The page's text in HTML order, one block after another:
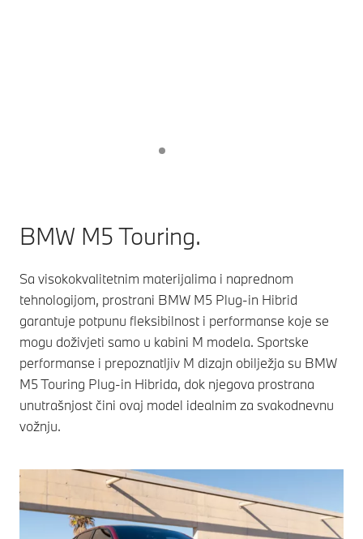
BMW M5 Touring.
Sa visokokvalitetnim materijalima i naprednom
tehnologijom, prostrani BMW M5 Plug-in Hibrid
garantuje potpunu fleksibilnost i performanse koje se
mogu doživjeti samo u kabini M modela. Sportske
performanse i prepoznatljiv M dizajn obilježja su BMW
M5 Touring Plug-in Hibrida, dok njegova prostrana
unutrašnjost čini ovaj model idealnim za svakodnevnu
vožnju.